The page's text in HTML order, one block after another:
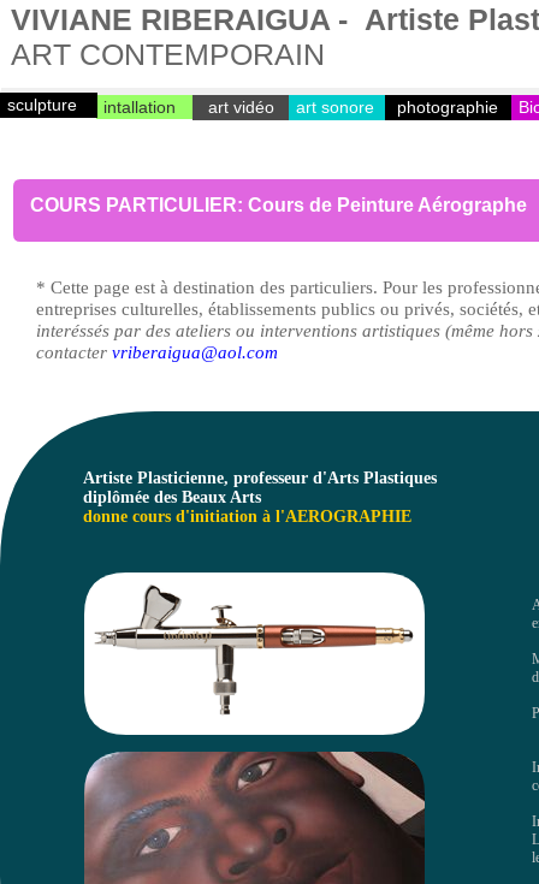
* Cette page est à destination des particuliers. Pour les
entreprises culturelles, établissements publics ou privés, sociétés,
interéssés par des ateliers ou interventions artistiques (même hors
contacter vriberaigua@aol.com
COURS PARTICULIER: Cours de Peinture Aérographe
Artiste Plasticienne, professeur d'Arts Plastiques
diplômée des Beaux Arts
donne cours d'initiation à l'AEROGRAPHIE
art sonore
sculpture photographie
intallation
VIVIANE RIBERAIGUA - Artiste
ART CONTEMPORAIN
art vidéo